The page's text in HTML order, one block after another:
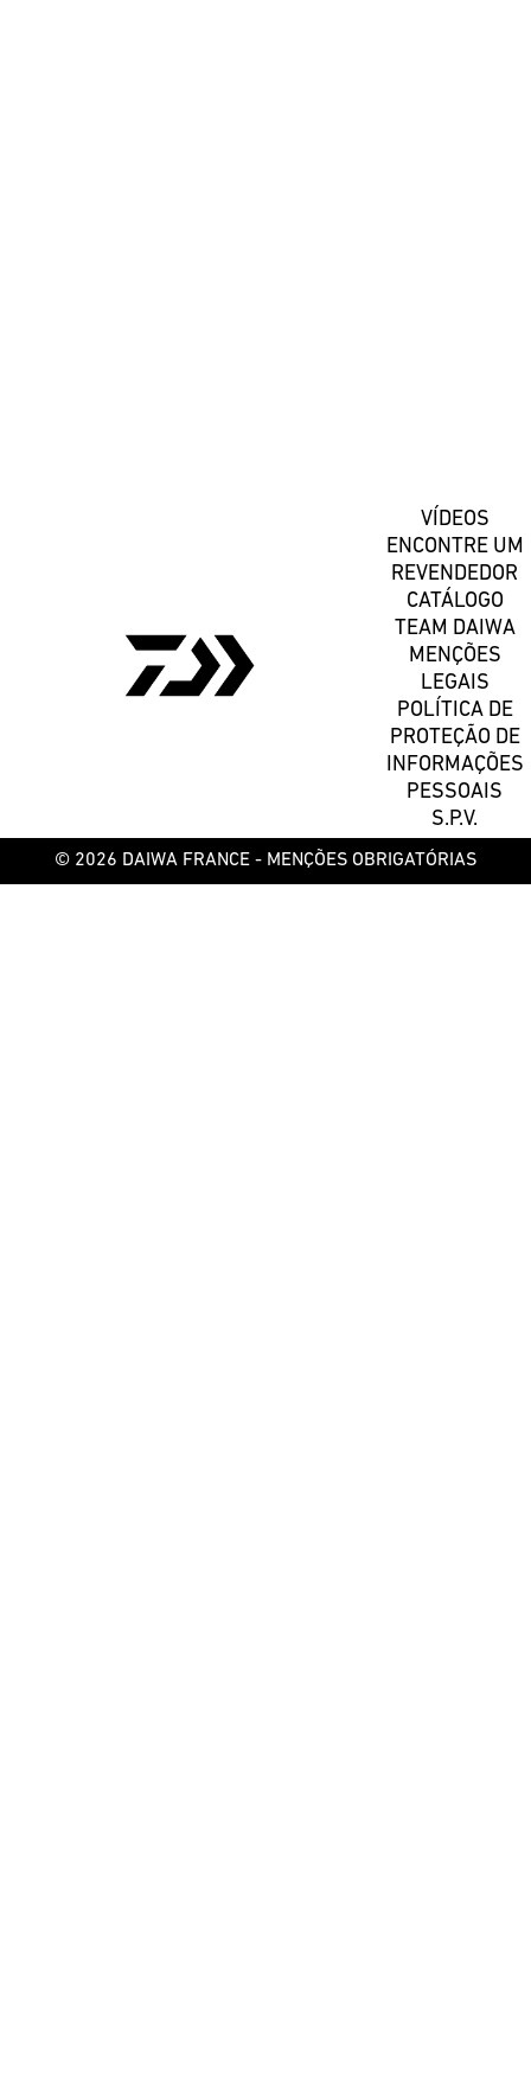
VÍDEOS
ENCONTRE UM
REVENDEDOR
CATÁLOGO
TEAM DAIWA
MENÇÕES
LEGAIS
POLÍTICA DE
PROTEÇÃO DE
INFORMAÇÕES
PESSOAIS
S.P.V.
© 2026 DAIWA FRANCE - MENÇÕES OBRIGATÓRIAS